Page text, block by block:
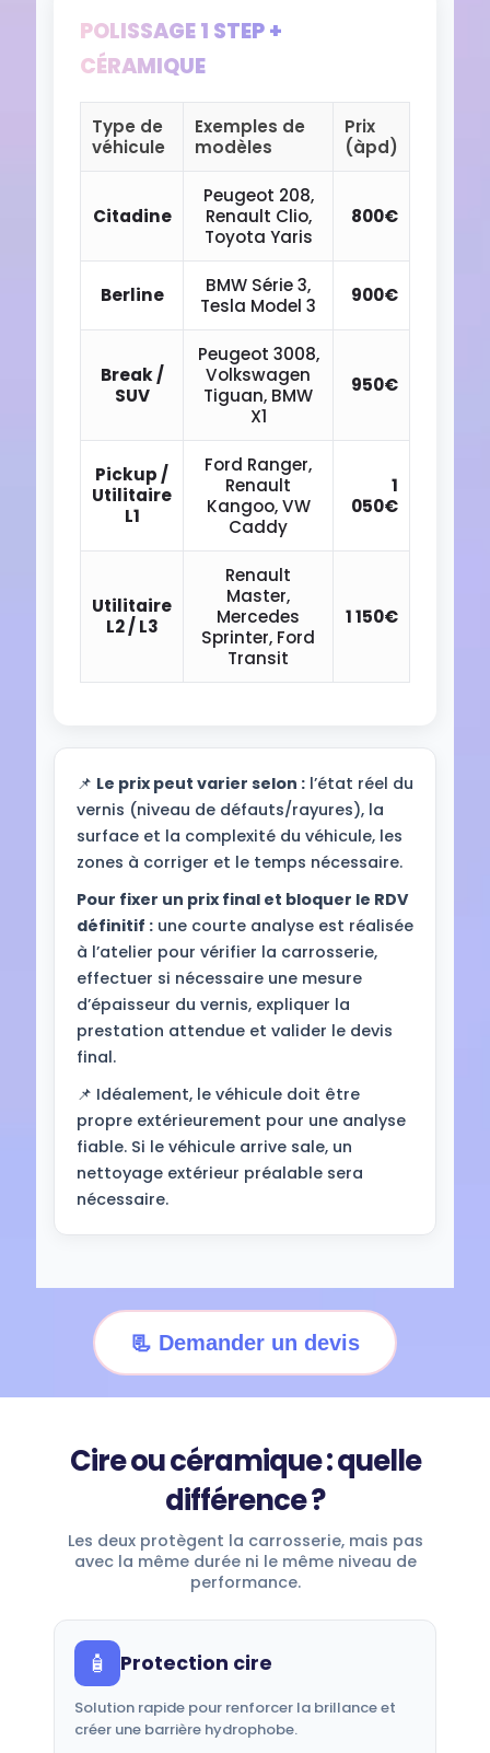
POLISSAGE 1 STEP +
CÉRAMIQUE
Type de
véhicule
Exemples de
modèles
Prix
(àpd)
Citadine
Peugeot 208,
Renault Clio,
Toyota Yaris
800€
Berline
BMW Série 3,
Tesla Model 3
900€
Break /
SUV
Peugeot 3008,
Volkswagen
Tiguan, BMW
X1
950€
Pickup /
Utilitaire
L1
Ford Ranger,
Renault
Kangoo, VW
Caddy
1
050€
Utilitaire
L2 / L3
Renault
Master,
Mercedes
Sprinter, Ford
Transit
1 150€
📌 Le prix peut varier selon : l’état réel du
vernis (niveau de défauts/rayures), la
surface et la complexité du véhicule, les
zones à corriger et le temps nécessaire.
Pour fixer un prix final et bloquer le RDV
définitif : une courte analyse est réalisée
à l’atelier pour vérifier la carrosserie,
effectuer si nécessaire une mesure
d’épaisseur du vernis, expliquer la
prestation attendue et valider le devis
final.
📌 Idéalement, le véhicule doit être
propre extérieurement pour une analyse
fiable. Si le véhicule arrive sale, un
nettoyage extérieur préalable sera
nécessaire.
📃 Demander un devis
Cire ou céramique : quelle
différence ?
Les deux protègent la carrosserie, mais pas
avec la même durée ni le même niveau de
performance.
🧴 Protection cire
Solution rapide pour renforcer la brillance et
créer une barrière hydrophobe.